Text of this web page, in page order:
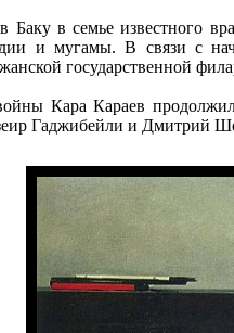
в семье известного
и мугамы. В связи с
государственной
Кара Караев
Гаджибейли и Дмитрий